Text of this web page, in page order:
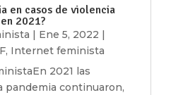
en casos de violencia
2021?
| Ene 5, 2022 |
, Internet feminista
2021 las
pandemia continuaron,